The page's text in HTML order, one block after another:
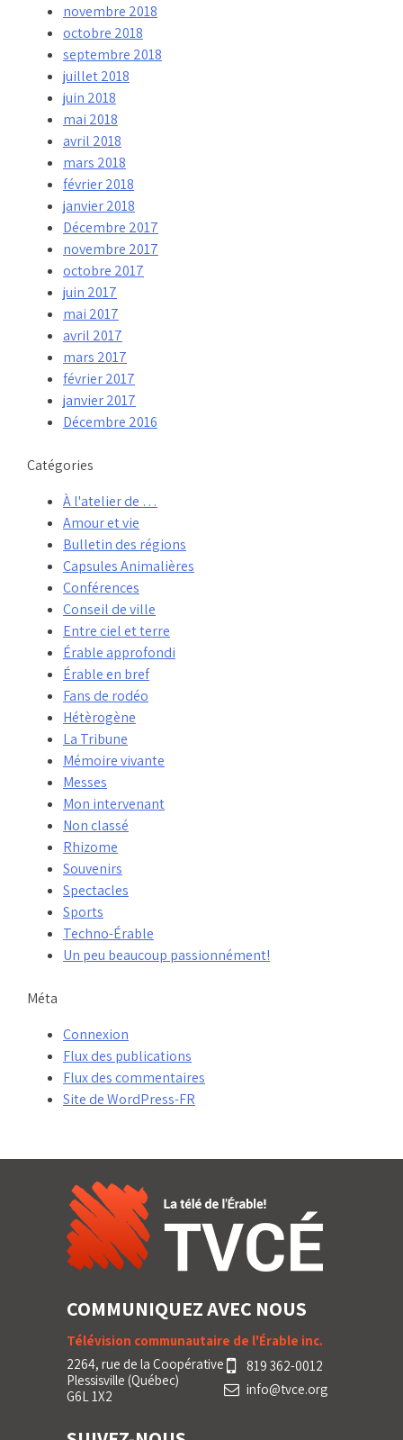
novembre 2018
octobre 2018
septembre 2018
juillet 2018
juin 2018
mai 2018
avril 2018
mars 2018
février 2018
janvier 2018
Décembre 2017
novembre 2017
octobre 2017
juin 2017
mai 2017
avril 2017
mars 2017
février 2017
janvier 2017
Décembre 2016
Catégories
À l'atelier de …
Amour et vie
Bulletin des régions
Capsules Animalières
Conférences
Conseil de ville
Entre ciel et terre
Érable approfondi
Érable en bref
Fans de rodéo
Hétèrogène
La Tribune
Mémoire vivante
Messes
Mon intervenant
Non classé
Rhizome
Souvenirs
Spectacles
Sports
Techno-Érable
Un peu beaucoup passionnément!
Méta
Connexion
Flux des publications
Flux des commentaires
Site de WordPress-FR
COMMUNIQUEZ AVEC NOUS
Télévision communautaire de l'Érable inc.
2264, rue de la Coopérative
Plessisville (Québec)
G6L 1X2
819 362-0012
info@tvce.org